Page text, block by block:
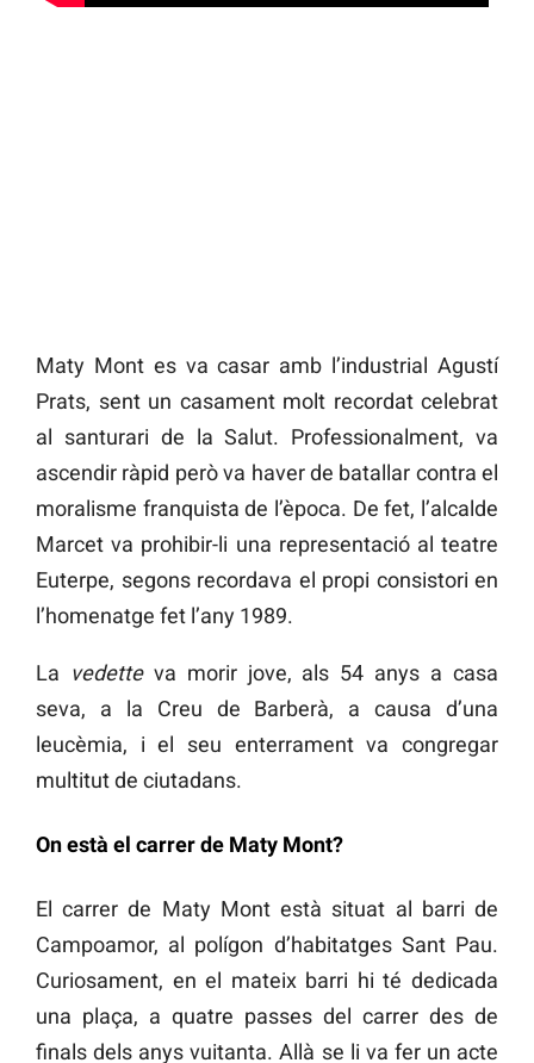
Maty Mont es va casar amb l’industrial Agustí
Prats, sent un casament molt recordat celebrat
al santurari de la Salut. Professionalment, va
ascendir ràpid però va haver de batallar contra el
moralisme franquista de l’època. De fet, l’alcalde
Marcet va prohibir-li una representació al teatre
Euterpe, segons recordava el propi consistori en
l’homenatge fet l’any 1989.
La vedetteva morir jove, als 54 anys a casa
seva, a la Creu de Barberà, a causa d’una
leucèmia, i el seu enterrament va congregar
multitut de ciutadans.
On està el carrer de Maty Mont?
El carrer de Maty Mont està situat al barri de
Campoamor, al polígon d’habitatges Sant Pau.
Curiosament, en el mateix barri hi té dedicada
una plaça, a quatre passes del carrer des de
finals dels anys vuitanta. Allà se li va fer un acte